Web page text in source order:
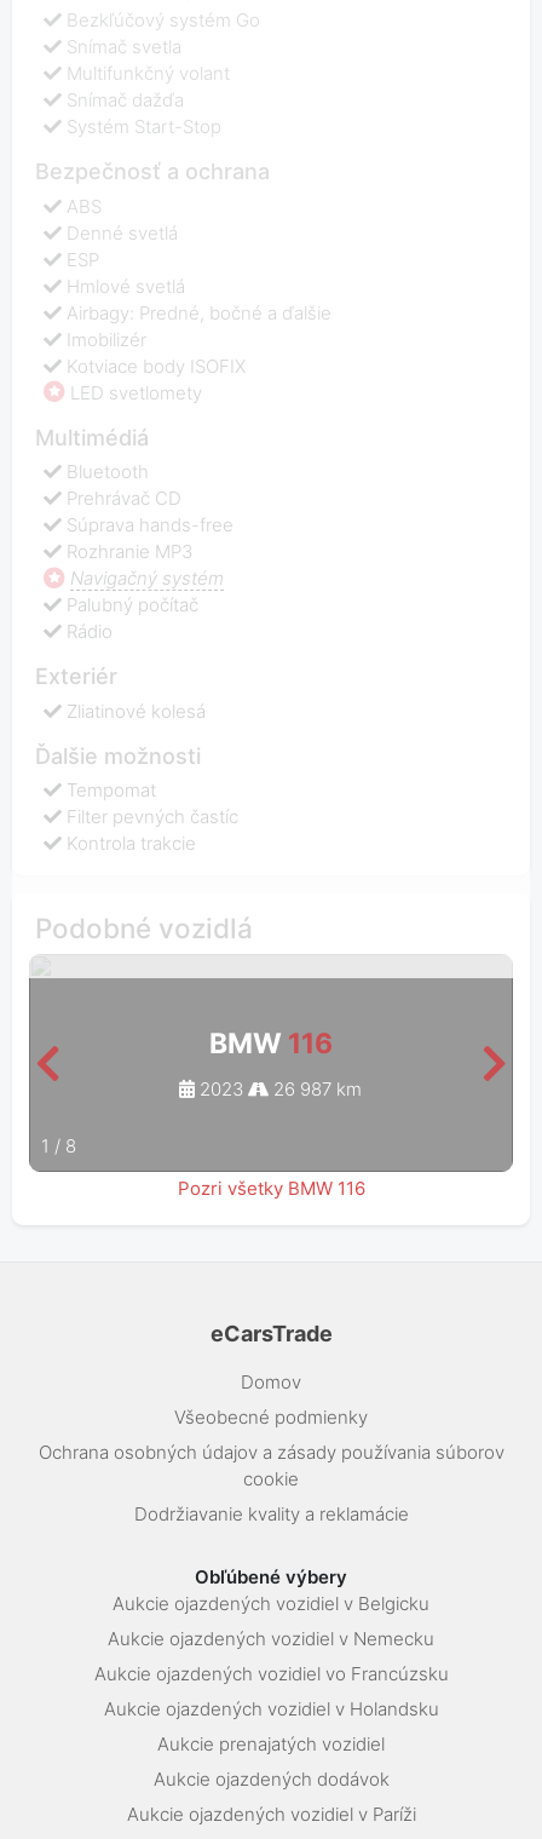
Bezkľúčový systém Go
Snímač svetla
Multifunkčný volant
Snímač dažďa
Systém Start-Stop
Bezpečnosť a ochrana
ABS
Denné svetlá
ESP
Hmlové svetlá
Airbagy: Predné, bočné a ďalšie
Imobilizér
Kotviace body ISOFIX
LED svetlomety
Multimédiá
Bluetooth
Prehrávač CD
Súprava hands-free
Rozhranie MP3
Navigačný systém
Palubný počítač
Rádio
Exteriér
Zliatinové kolesá
Ďalšie možnosti
Tempomat
Filter pevných častíc
Kontrola trakcie
Podobné vozidlá
BMW 116
2023 26 987 km
1 / 8
Pozri všetky BMW 116
eCarsTrade
Domov
Všeobecné podmienky
Ochrana osobných údajov a zásady používania súborov
cookie
Dodržiavanie kvality a reklamácie
Obľúbené výbery
Aukcie ojazdených vozidiel v Belgicku
Aukcie ojazdených vozidiel v Nemecku
Aukcie ojazdených vozidiel vo Francúzsku
Aukcie ojazdených vozidiel v Holandsku
Aukcie prenajatých vozidiel
Aukcie ojazdených dodávok
Aukcie ojazdených vozidiel v Paríži